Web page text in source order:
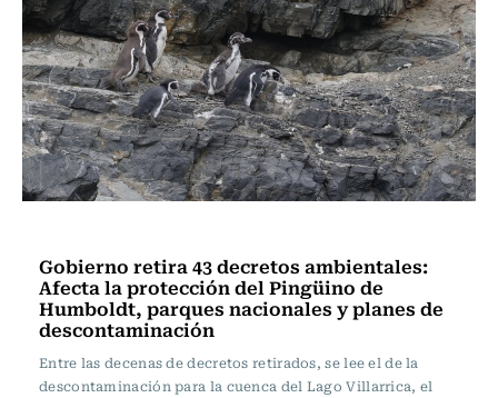
Gobierno retira 43 decretos ambientales:
Afecta la protección del Pingüino de
Humboldt, parques nacionales y planes de
descontaminación
Entre las decenas de decretos retirados, se lee el de la
descontaminación para la cuenca del Lago Villarrica, el